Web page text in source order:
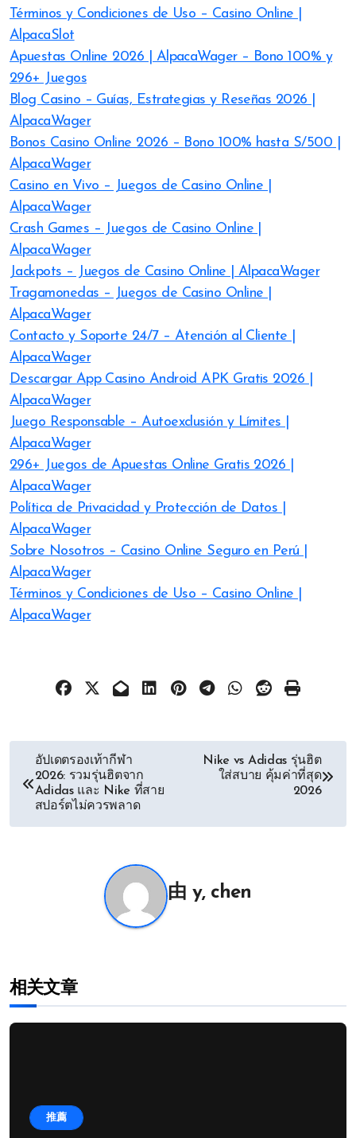
Términos y Condiciones de Uso – Casino Online |
AlpacaSlot
Apuestas Online 2026 | AlpacaWager – Bono 100% y
296+ Juegos
Blog Casino – Guías, Estrategias y Reseñas 2026 |
AlpacaWager
Bonos Casino Online 2026 – Bono 100% hasta S/500 |
AlpacaWager
Casino en Vivo – Juegos de Casino Online |
AlpacaWager
Crash Games – Juegos de Casino Online |
AlpacaWager
Jackpots – Juegos de Casino Online | AlpacaWager
Tragamonedas – Juegos de Casino Online |
AlpacaWager
Contacto y Soporte 24/7 – Atención al Cliente |
AlpacaWager
Descargar App Casino Android APK Gratis 2026 |
AlpacaWager
Juego Responsable – Autoexclusión y Límites |
AlpacaWager
296+ Juegos de Apuestas Online Gratis 2026 |
AlpacaWager
Política de Privacidad y Protección de Datos |
AlpacaWager
Sobre Nosotros – Casino Online Seguro en Perú |
AlpacaWager
Términos y Condiciones de Uso – Casino Online |
AlpacaWager
章
导
อัปเดตรองเท้ากีฬา
2026: รวมรุ่นฮิตจาก
Adidas และ Nike ที่สาย
สปอร์ตไม่ควรพลาด
Nike vs Adidas รุ่นฮิต
ใส่สบาย คุ้มค่าที่สุด
2026
由 y, chen
相关文章
推薦